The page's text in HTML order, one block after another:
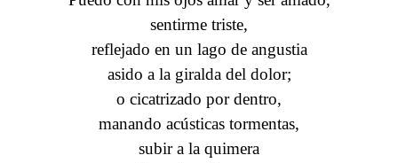
sentirme triste,
reflejado en un lago de angustia
asido a la giralda del dolor;
o cicatrizado por dentro,
manando acústicas tormentas,
subir a la quimera